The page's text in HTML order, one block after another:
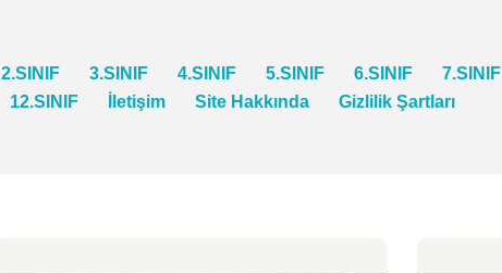
2.SINIF 3.SINIF 4.SINIF 5.SINIF 6.SINIF 7.SINIF
12.SINIF İletişim Site Hakkında Gizlilik Şartları